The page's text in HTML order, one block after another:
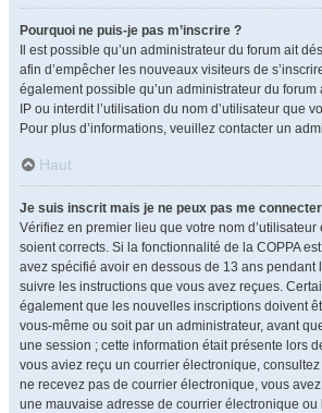
Pourquoi ne puis-je pas m’inscrire ?
Il est possible qu’un administrateur du forum ait
afin d’empêcher les nouveaux visiteurs de
également possible qu’un administrateur du forum
IP ou interdit l’utilisation du nom d’utilisateur que
Pour plus d’informations, veuillez contacter un
Haut
Je suis inscrit mais je ne peux pas me
Vérifiez en premier lieu que votre nom d’utilisateur
soient corrects. Si la fonctionnalité de la COPPA
avez spécifié avoir en dessous de 13 ans pendant
suivre les instructions que vous avez reçues.
également que les nouvelles inscriptions doivent
vous-même ou soit par un administrateur, avant
une session ; cette information était présente lors
vous aviez reçu un courrier électronique,
ne recevez pas de courrier électronique, vous
une mauvaise adresse de courrier électronique